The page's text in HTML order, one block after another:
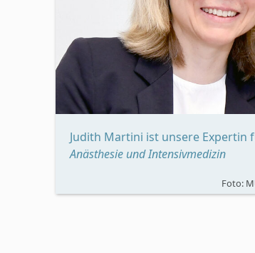
Judith Martini ist unsere Expertin
Anästhesie und Intensivmedizin
Foto: